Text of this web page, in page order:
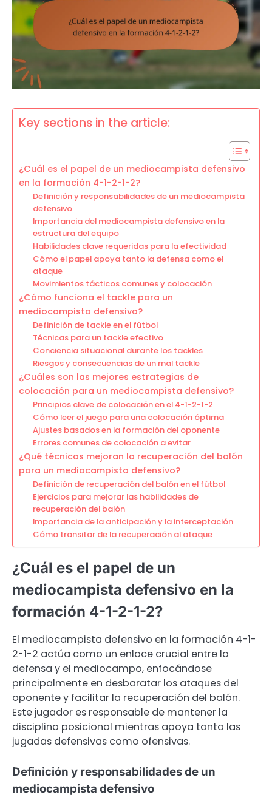
Key sections in the article:
¿Cuál es el papel de un mediocampista defensivo
en la formación 4-1-2-1-2?
Definición y responsabilidades de un mediocampista
defensivo
Importancia del mediocampista defensivo en la
estructura del equipo
Habilidades clave requeridas para la efectividad
Cómo el papel apoya tanto la defensa como el
ataque
Movimientos tácticos comunes y colocación
¿Cómo funciona el tackle para un
mediocampista defensivo?
Definición de tackle en el fútbol
Técnicas para un tackle efectivo
Conciencia situacional durante los tackles
Riesgos y consecuencias de un mal tackle
¿Cuáles son las mejores estrategias de
colocación para un mediocampista defensivo?
Principios clave de colocación en el 4-1-2-1-2
Cómo leer el juego para una colocación óptima
Ajustes basados en la formación del oponente
Errores comunes de colocación a evitar
¿Qué técnicas mejoran la recuperación del balón
para un mediocampista defensivo?
Definición de recuperación del balón en el fútbol
Ejercicios para mejorar las habilidades de
recuperación del balón
Importancia de la anticipación y la interceptación
Cómo transitar de la recuperación al ataque
¿Cuál es el papel de un
mediocampista defensivo en la
formación 4-1-2-1-2?
El mediocampista defensivo en la formación 4-1-
2-1-2 actúa como un enlace crucial entre la
defensa y el mediocampo, enfocándose
principalmente en desbaratar los ataques del
oponente y facilitar la recuperación del balón.
Este jugador es responsable de mantener la
disciplina posicional mientras apoya tanto las
jugadas defensivas como ofensivas.
Definición y responsabilidades de un
mediocampista defensivo